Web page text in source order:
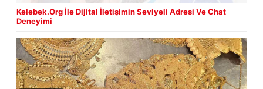
Kelebek.Org İle Dijital İletişimin Seviyeli Adresi Ve Chat
Deneyimi